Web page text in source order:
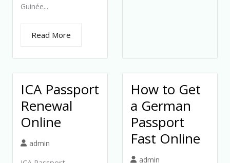
Guinée...
Read More
ICA Passport
Renewal
Online
admin
How to Get
a German
Passport
Fast Online
admin